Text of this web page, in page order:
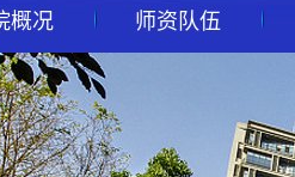
概况 师资队伍